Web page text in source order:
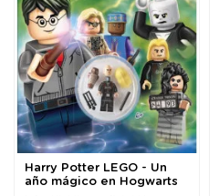
Harry Potter LEGO - Un
año mágico en Hogwarts